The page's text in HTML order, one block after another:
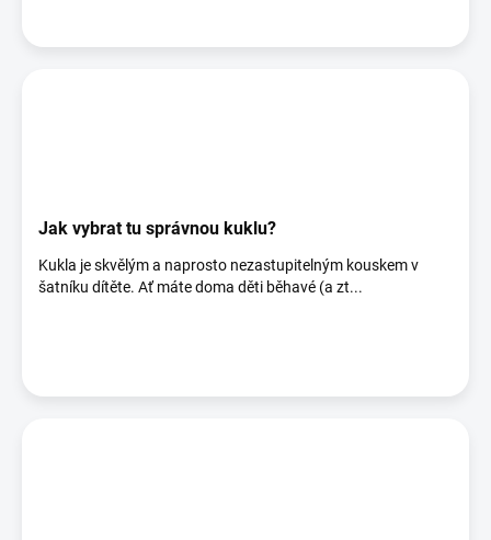
Jak vybrat tu správnou kuklu?
Kukla je skvělým a naprosto nezastupitelným kouskem v
šatníku dítěte. Ať máte doma děti běhavé (a zt...